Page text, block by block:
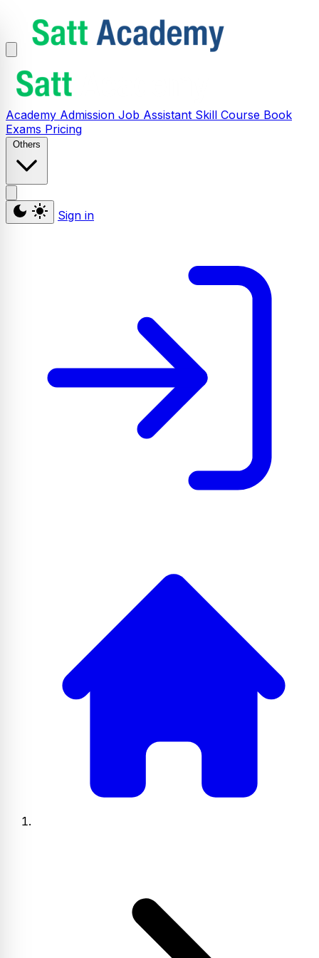
Academy Admission Job Assistant Skill Course Book
Exams Pricing
Others
Sign in